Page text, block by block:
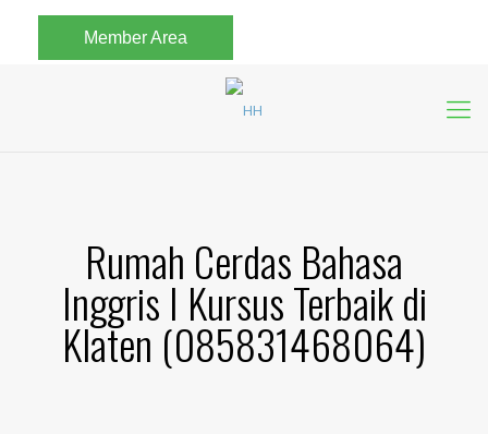
Member Area
Rumah Cerdas Bahasa
Inggris I Kursus Terbaik di
Klaten (085831468064)